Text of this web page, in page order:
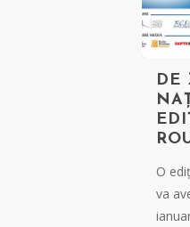
DE
O
va